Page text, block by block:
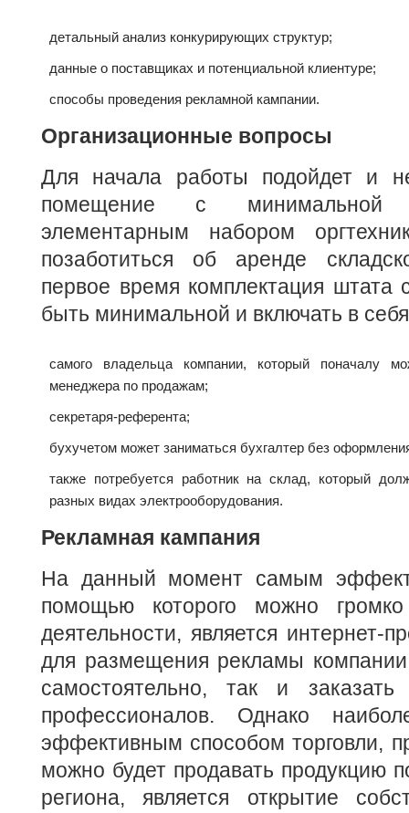
детальный анализ конкурирующих структур;
данные о поставщиках и потенциальной клиентуре;
способы проведения рекламной кампании.
Организационные вопросы
Для начала работы подойдет и
помещение с минимальной
элементарным набором
позаботиться об аренде
первое время комплектация штата
быть минимальной и включать в
самого владельца компании, который поначалу
менеджера по продажам;
секретаря-референта;
бухучетом может заниматься бухгалтер без
также потребуется работник на склад, который
разных видах электрооборудования.
Рекламная кампания
На данный момент самым
помощью которого можно
деятельности, является интернет-
для размещения рекламы
самостоятельно, так и
профессионалов. Однако
эффективным способом торговли,
можно будет продавать продукцию
региона, является открытие